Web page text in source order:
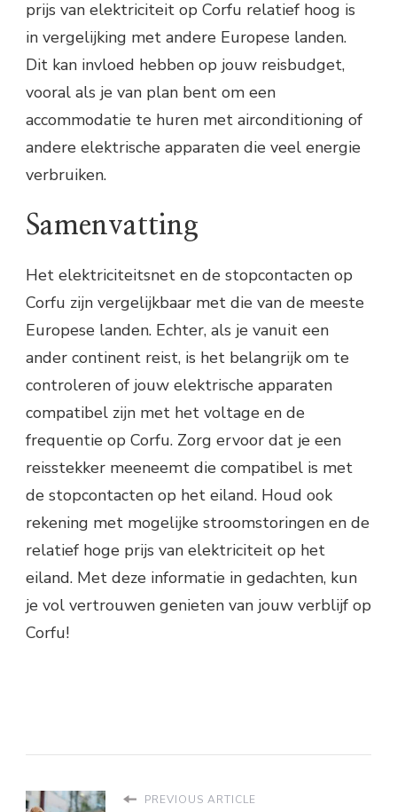
prijs van elektriciteit op Corfu relatief hoog is
in vergelijking met andere Europese landen.
Dit kan invloed hebben op jouw reisbudget,
vooral als je van plan bent om een
accommodatie te huren met airconditioning of
andere elektrische apparaten die veel energie
verbruiken.
Samenvatting
Het elektriciteitsnet en de stopcontacten op
Corfu zijn vergelijkbaar met die van de meeste
Europese landen. Echter, als je vanuit een
ander continent reist, is het belangrijk om te
controleren of jouw elektrische apparaten
compatibel zijn met het voltage en de
frequentie op Corfu. Zorg ervoor dat je een
reisstekker meeneemt die compatibel is met
de stopcontacten op het eiland. Houd ook
rekening met mogelijke stroomstoringen en de
relatief hoge prijs van elektriciteit op het
eiland. Met deze informatie in gedachten, kun
je vol vertrouwen genieten van jouw verblijf op
Corfu!
PREVIOUS ARTICLE